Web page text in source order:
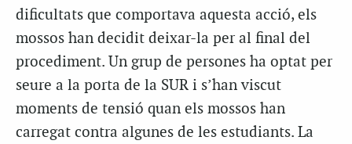
dificultats que comportava aquesta acció, els
mossos han decidit deixar-la per al final del
procediment. Un grup de persones ha optat per
seure a la porta de la SUR i s’han viscut
moments de tensió quan els mossos han
carregat contra algunes de les estudiants. La